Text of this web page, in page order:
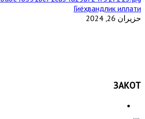
Гиёҳвандлик иллати
حزيران 26, 2024
ЗАКОТ